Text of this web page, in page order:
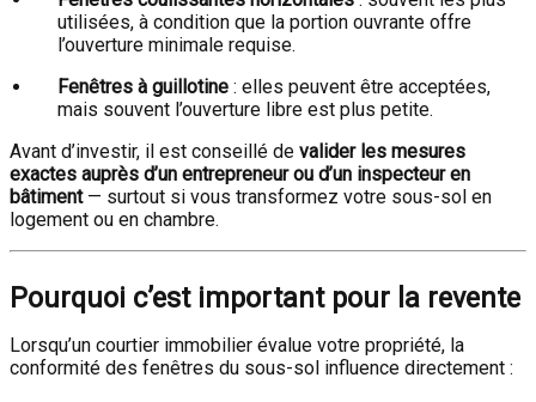
utilisées, à condition que la portion ouvrante offre
l’ouverture minimale requise.
Fenêtres à guillotine : elles peuvent être acceptées,
mais souvent l’ouverture libre est plus petite.
Avant d’investir, il est conseillé de valider les mesures
exactes auprès d’un entrepreneur ou d’un inspecteur en
bâtiment— surtout si vous transformez votre sous-sol en
logement ou en chambre.
Pourquoi c’est important pour la revente
Lorsqu’un courtier immobilier évalue votre propriété, la
conformité des fenêtres du sous-sol influence directement :